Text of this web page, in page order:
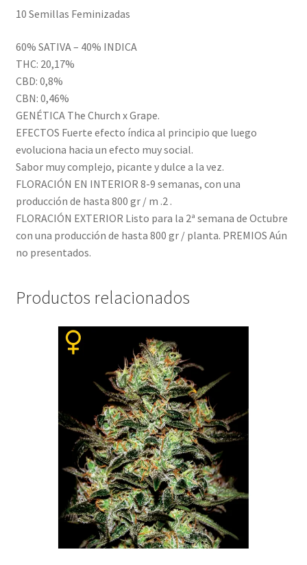
10 Semillas Feminizadas
60% SATIVA – 40% INDICA
THC: 20,17%
CBD: 0,8%
CBN: 0,46%
GENÉTICA The Church x Grape.
EFECTOS Fuerte efecto índica al principio que luego
evoluciona hacia un efecto muy social.
Sabor muy complejo, picante y dulce a la vez.
FLORACIÓN EN INTERIOR 8-9 semanas, con una
producción de hasta 800 gr / m .2 .
FLORACIÓN EXTERIOR Listo para la 2ª semana de Octubre
con una producción de hasta 800 gr / planta. PREMIOS Aún
no presentados.
Productos relacionados